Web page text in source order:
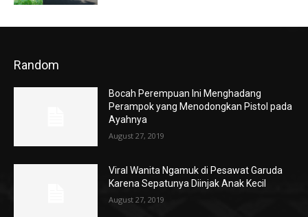
Random
Bocah Perempuan Ini Menghadang
Perampok yang Menodongkan Pistol pada
Ayahnya
August 27, 2019
Viral Wanita Ngamuk di Pesawat Garuda
Karena Sepatunya Diinjak Anak Kecil
August 27, 2019